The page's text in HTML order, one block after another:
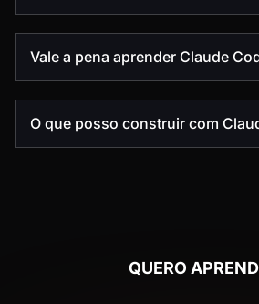
Vale a pena aprender Claude
O que posso construir com
QUERO